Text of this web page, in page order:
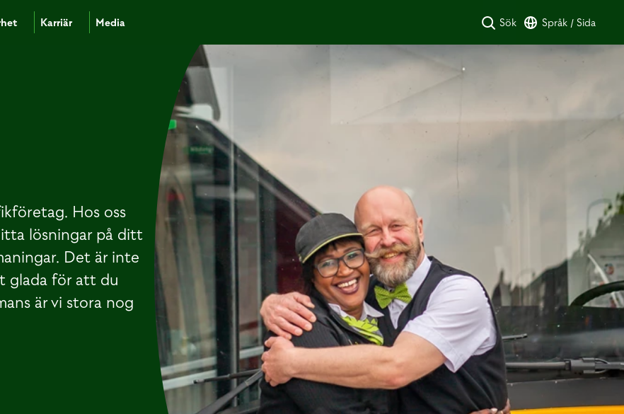
Karriär Media Sök Språk / Sida
Hos oss
lösningar på ditt
Det är inte
glada för att du
är vi stora nog